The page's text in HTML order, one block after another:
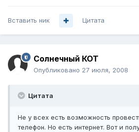
Вставить ник Цитата
Солнечный КОТ
Опубликовано 27 июля, 2008
Цитата
Не у всех есть возможность
телефон. Но есть интернет. Вот и